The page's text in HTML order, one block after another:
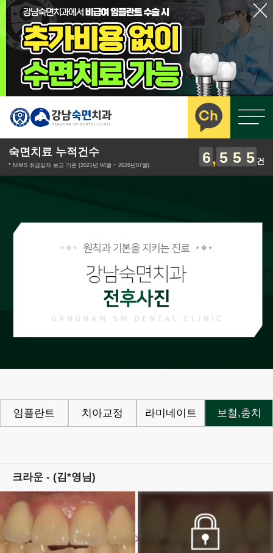
숙면치료 누적건수
* NIMS 취급일자 보고 기준 (2021년 04월 ~ 2026년07월) 6 5 5 5 건
임플란트 치아교정 라미네이트 보철,충치
크라운 - (김*영님)